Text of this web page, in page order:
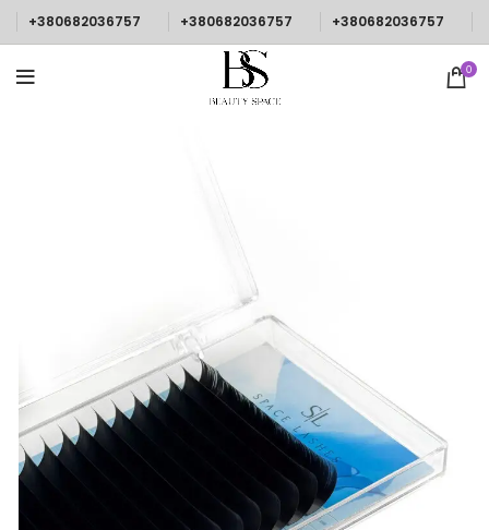
+380682036757 +380682036757 +380682036757
0